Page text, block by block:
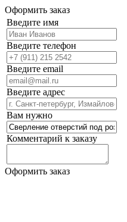
Оформить заказ
Введите имя
Введите телефон
Введите email
Введите адрес
Вам нужно
Комментарий к заказу
Оформить заказ